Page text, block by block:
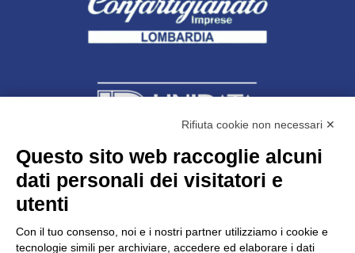
Unidata s.r.lcon unico socio
Largo dell’Artigianato, 1 - 23100 Sondrio
C.F. 00481790145 - N.REA SO-36426
Rifiuta cookie non necessari ✕
Questo sito web raccoglie alcuni
dati personali dei visitatori e
utenti
Con il tuo consenso, noi e i nostri partner utilizziamo i cookie e
tecnologie simili per archiviare, accedere ed elaborare i dati